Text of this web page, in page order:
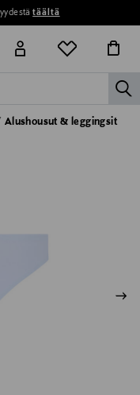
täältä
KOTI
Alushousut & leggingsit